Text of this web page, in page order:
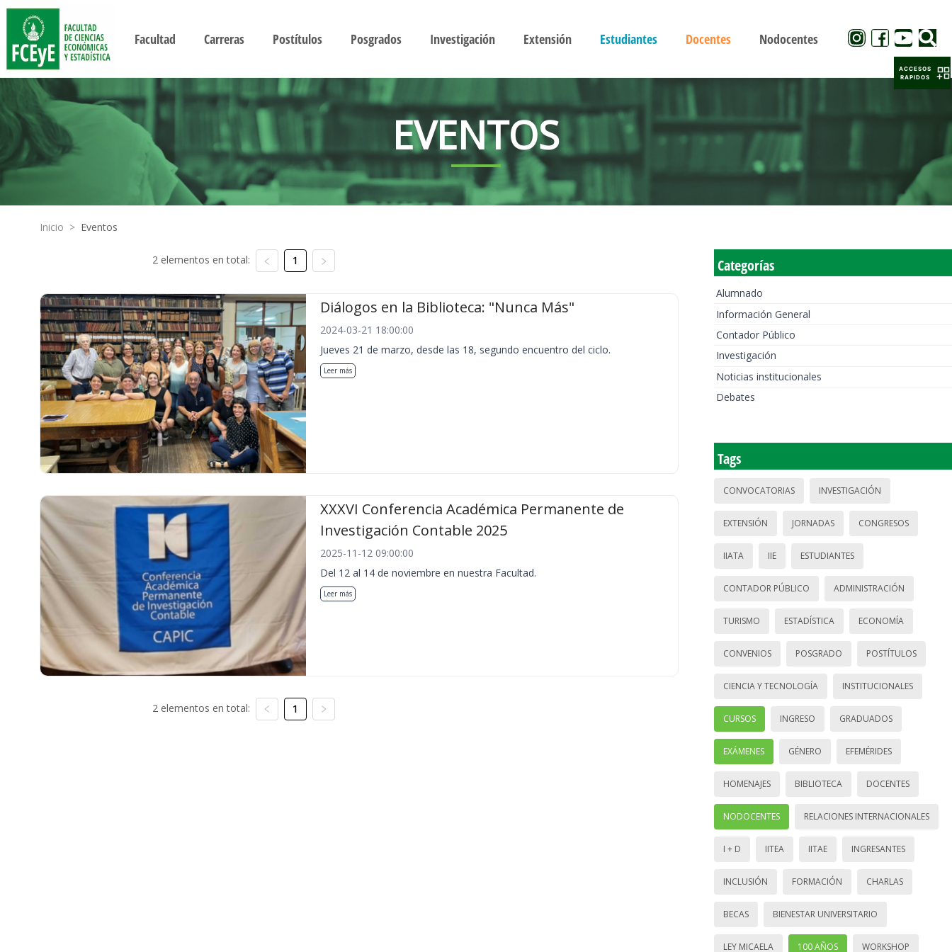
Facultad Carreras Postítulos Posgrados Investigación Extensión Estudiantes Docentes Nodocentes
EVENTOS
Inicio > Eventos
2 elementos en total: 1
Diálogos en la Biblioteca: "Nunca Más"
2024-03-21 18:00:00
Jueves 21 de marzo, desde las 18, segundo encuentro del ciclo.
Leer más
XXXVI Conferencia Académica Permanente de
Investigación Contable 2025
2025-11-12 09:00:00
Del 12 al 14 de noviembre en nuestra Facultad.
Leer más
2 elementos en total: 1
Categorías
Alumnado
Información General
Contador Público
Investigación
Noticias institucionales
Debates
Tags
CONVOCATORIAS INVESTIGACIÓN
EXTENSIÓN JORNADAS CONGRESOS
IIATA IIE ESTUDIANTES
CONTADOR PÚBLICO ADMINISTRACIÓN
TURISMO ESTADÍSTICA ECONOMÍA
CONVENIOS POSGRADO POSTÍTULOS
CIENCIA Y TECNOLOGÍA INSTITUCIONALES
CURSOS INGRESO GRADUADOS
EXÁMENES GÉNERO EFEMÉRIDES
HOMENAJES BIBLIOTECA DOCENTES
NODOCENTES RELACIONES INTERNACIONALES
I + D IITEA IITAE INGRESANTES
INCLUSIÓN FORMACIÓN CHARLAS
BECAS BIENESTAR UNIVERSITARIO
LEY MICAELA 100 AÑOS WORKSHOP
ACCESOS
RAPIDOS